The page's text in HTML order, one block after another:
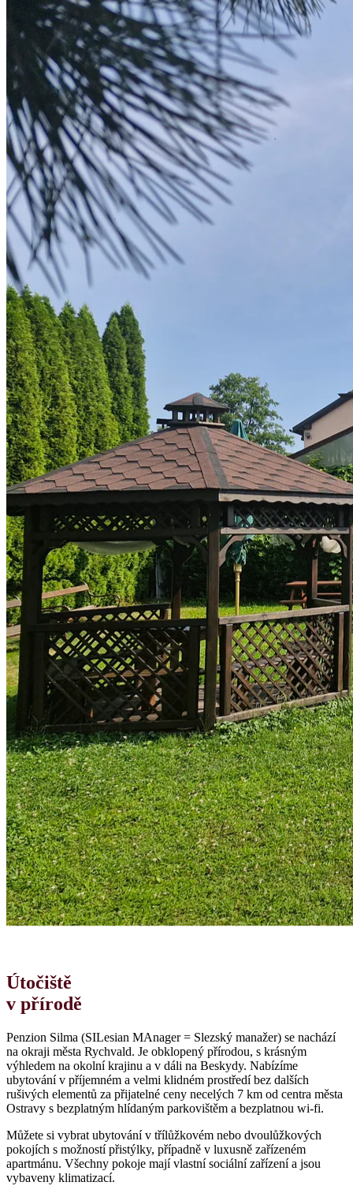
Útočiště
v přírodě
Penzion Silma (SILesian MAnager = Slezský manažer) se nachází
na okraji města Rychvald. Je obklopený přírodou, s krásným
výhledem na okolní krajinu a v dáli na Beskydy. Nabízíme
ubytování v příjemném a velmi klidném prostředí bez dalších
rušivých elementů za přijatelné ceny necelých 7 km od centra města
Ostravy s bezplatným hlídaným parkovištěm a bezplatnou wi-fi.
Můžete si vybrat ubytování v třílůžkovém nebo dvoulůžkových
pokojích s možností přistýlky, případně v luxusně zařízeném
apartmánu. Všechny pokoje mají vlastní sociální zařízení a jsou
vybaveny klimatizací.